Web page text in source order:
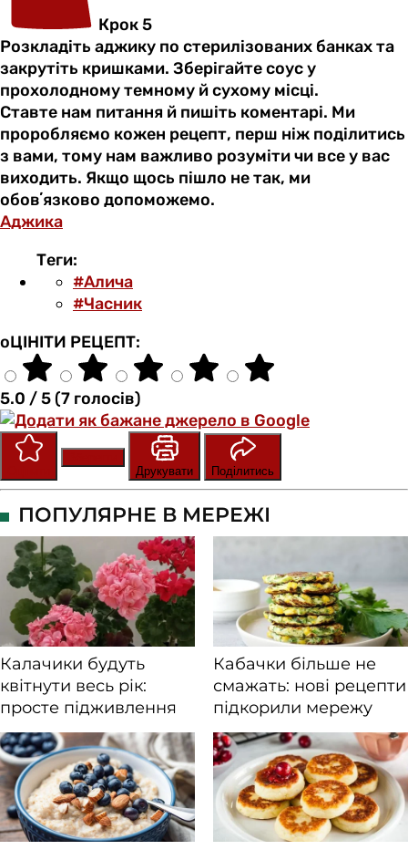
Крок 5
Розкладіть аджику по стерилізованих банках та
закрутіть кришками. Зберігайте соус у
прохолодному темному й сухому місці.
Ставте нам питання й пишіть коментарі. Ми
проробляємо кожен рецепт, перш ніж поділитись
з вами, тому нам важливо розуміти чи все у вас
виходить. Якщо щось пішло не так, ми
обовʼязково допоможемо.
Аджика
Теги:
#Алича
#Часник
оЦІНІТИ РЕЦЕПТ:
5.0 / 5 (7 голосів)
Друкувати
Поділитись